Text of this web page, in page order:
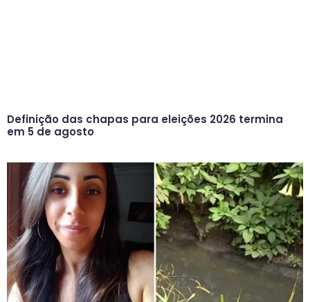
Definição das chapas para eleições 2026 termina
em 5 de agosto